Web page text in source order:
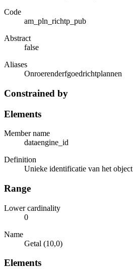
Code
am_pln_richtp_pub
Abstract
false
Aliases
Onroerenderfgoedrichtplannen
Constrained by
Elements
Member name
dataengine_id
Definition
Unieke identificatie van het object
Range
Lower cardinality
0
Name
Getal (10,0)
Elements